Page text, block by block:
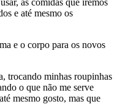
e até mesmo os
e o corpo para os novos
trocando minhas roupinhas
o que não me serve
mesmo gosto, mas que